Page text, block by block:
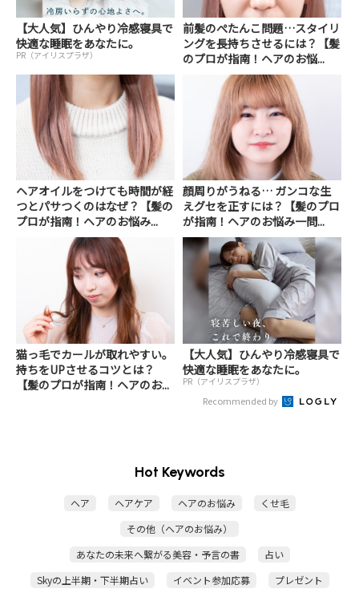
【大人気】ひんやり冷感寝具で
快適な睡眠をあなたに。
PR（アイリスプラザ）
前髪のぺたんこ問題…スタイリ
ングを長持ちさせるには？【髪
のプロが指南！ヘアのお悩...
ヘアオイルをつけても時間が経
つとパサつくのはなぜ？【髪の
プロが指南！ヘアのお悩み...
顔周りがうねる… ガンコな生
えグセを正すには？【髪のプロ
が指南！ヘアのお悩み一問...
猫っ毛でカールが取れやすい。
持ちをUPさせるコツとは？
【髪のプロが指南！ヘアのお...
【大人気】ひんやり冷感寝具で
快適な睡眠をあなたに。
PR（アイリスプラザ）
Recommended by
Hot Keywords
ヘア ヘアケア ヘアのお悩み
くせ毛
その他（ヘアのお悩み）
あなたの未来へ繋がる美容・予言の書
占い
Skyの上半期・下半期占い
イベント参加応募 プレゼント